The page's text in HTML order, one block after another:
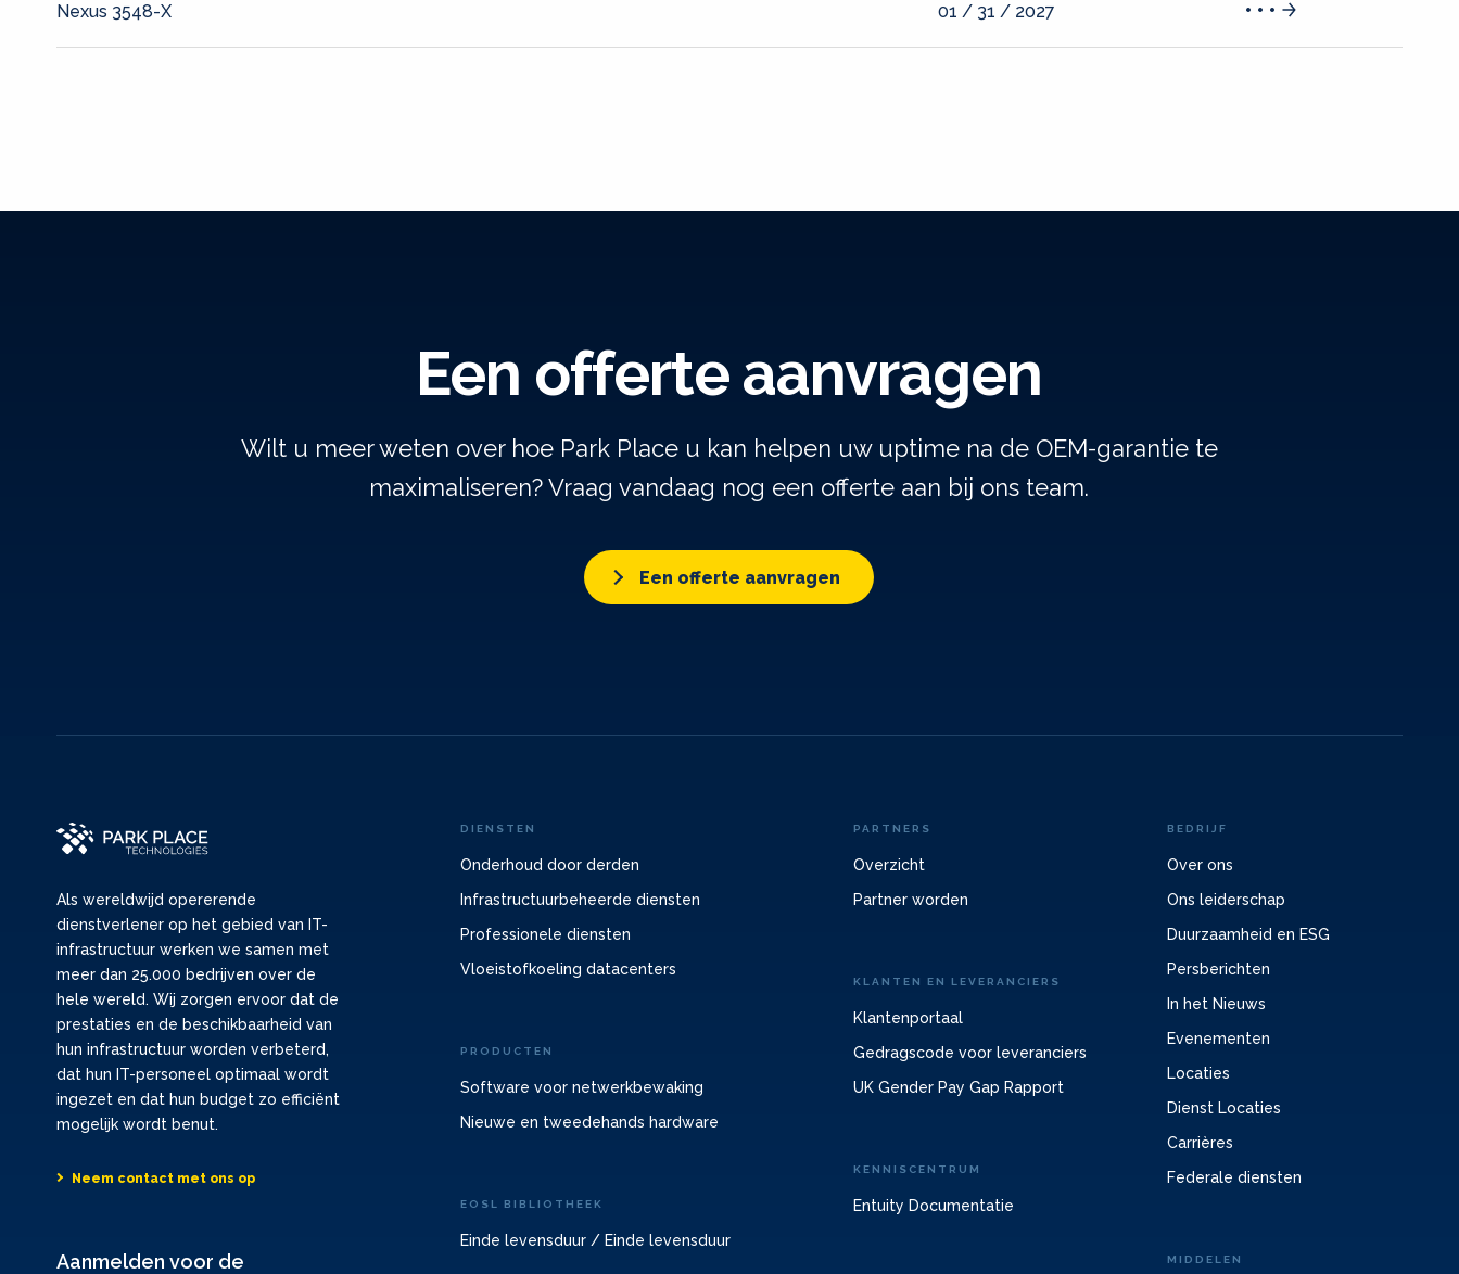
Nexus 3548-X 01 / 31 / 2027
Een offerte aanvragen
Wilt u meer weten over hoe Park Place u kan helpen uw uptime na de OEM-garantie te
maximaliseren? Vraag vandaag nog een offerte aan bij ons team.
Een offerte aanvragen
Als wereldwijd opererende
dienstverlener op het gebied van IT-
infrastructuur werken we samen met
meer dan 25.000 bedrijven over de
hele wereld. Wij zorgen ervoor dat de
prestaties en de beschikbaarheid van
hun infrastructuur worden verbeterd,
dat hun IT-personeel optimaal wordt
ingezet en dat hun budget zo efficiënt
mogelijk wordt benut.
Neem contact met ons op
Aanmelden voor de
DIENSTEN
Onderhoud door derden
Infrastructuurbeheerde diensten
Professionele diensten
Vloeistofkoeling datacenters
PRODUCTEN
Software voor netwerkbewaking
Nieuwe en tweedehands hardware
EOSL BIBLIOTHEEK
Einde levensduur / Einde levensduur
PARTNERS
Overzicht
Partner worden
KLANTEN EN LEVERANCIERS
Klantenportaal
Gedragscode voor leveranciers
UK Gender Pay Gap Rapport
KENNISCENTRUM
Entuity Documentatie
BEDRIJF
Over ons
Ons leiderschap
Duurzaamheid en ESG
Persberichten
In het Nieuws
Evenementen
Locaties
Dienst Locaties
Carrières
Federale diensten
MIDDELEN